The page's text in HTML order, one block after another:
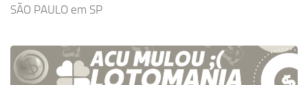
SÃO PAULO em SP